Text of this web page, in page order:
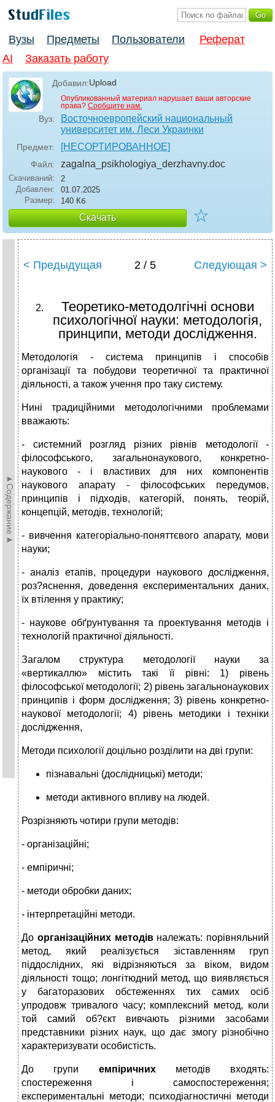
Вузы Предметы Пользователи
Реферат
AI
Заказать работу
Добавил:Upload
Опубликованный материал нарушает ваши авторские
права? Сообщите нам.
Вуз:
Восточноевропейский национальный
университет им. Леси Украинки
Предмет: [НЕСОРТИРОВАННОЕ]
Файл: zagalna_psikhologiya_derzhavny.doc
Скачиваний:
2
Добавлен:
01.07.2025
Размер:
140 Кб
Скачать ☆
►Содержание►
< Предыдущая 2 / 5 Следующая >
Теоретико-методолгічні основи
психологічної науки: методологія,
принципи, методи дослідження.
Методологія - система принципів і способів
організації та побудови теоретичної та практичної
діяльності, а також учення про таку систему.
Нині традиційними методологічними проблемами
вважають:
- системний розгляд різних рівнів методології -
філософського, загальнонаукового, конкретно-
наукового - і властивих для них компонентів
наукового апарату - філософських передумов,
принципів і підходів, категорій, понять, теорій,
концепцій, методів, технологій;
- вивчення категоріально-поняттєвого апарату, мови
науки;
- аналіз етапів, процедури наукового дослідження,
роз?яснення, доведення експериментальних даних,
їх втілення у практику;
- наукове обґрунтування та проектування методів і
технологій практичної діяльності.
Загалом структура методології науки за
«вертикаллю» містить такі її рівні: 1) рівень
філософської методології; 2) рівень загальнонаукових
принципів і форм дослідження; 3) рівень конкретно-
наукової методології; 4) рівень методики і техніки
дослідження,
Методи психології доцільно розділити на дві групи:
пізнавальні (дослідницькі) методи;
методи активного впливу на людей.
Розрізняють чотири групи методів:
- організаційні;
- емпіричні;
- методи обробки даних;
- інтерпретаційні методи.
До організаційних методівналежать: порівняльний
метод, який реалізується зіставленням груп
піддослідних, які відрізняються за віком, видом
діяльності тощо; лонгітюдний метод, що виявляється
у багаторазових обстеженнях тих самих осіб
упродовж тривалого часу; комплексний метод, коли
той самий об?єкт вивчають різними засобами
представники різних наук, що дає змогу різнобічно
характеризувати особистість.
До групи емпіричнихметодів входять:
спостереження і самоспостереження;
експериментальні методи; психодіагностичні методи